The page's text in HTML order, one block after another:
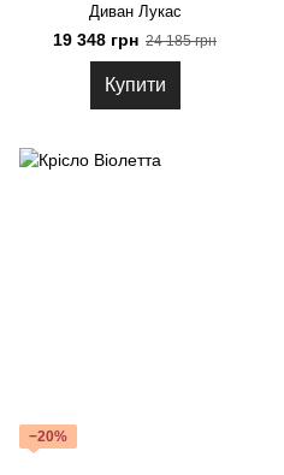
Диван Лукас
19 348 грн 24 185 грн
Купити
−20%